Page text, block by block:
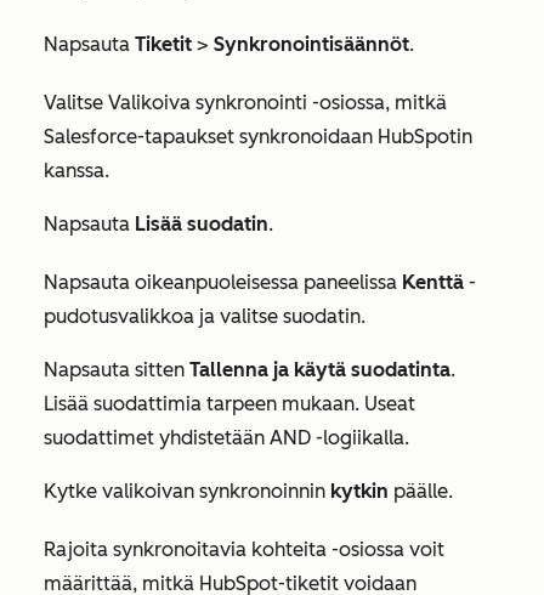
Napsauta Tiketit > Synkronointisäännöt.
Valitse Valikoiva synkronointi -osiossa, mitkä
Salesforce-tapaukset synkronoidaan HubSpotin
kanssa.
Napsauta Lisää suodatin.
Napsauta oikeanpuoleisessa paneelissa Kenttä -
pudotusvalikkoa ja valitse suodatin.
Napsauta sitten Tallenna ja käytä suodatinta.
Lisää suodattimia tarpeen mukaan. Useat
suodattimet yhdistetään AND -logiikalla.
Kytke valikoivan synkronoinnin kytkin päälle.
Rajoita synkronoitavia kohteita -osiossa voit
määrittää, mitkä HubSpot-tiketit voidaan